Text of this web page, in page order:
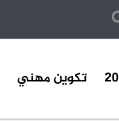
تكوين مهني